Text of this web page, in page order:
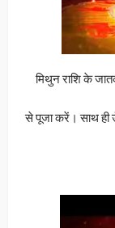
मिथुन राशि के
से पूजा करें। साथ